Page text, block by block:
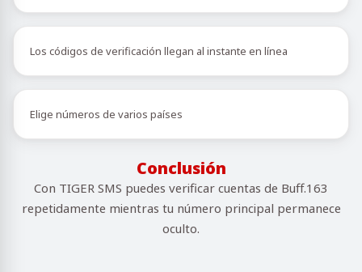
Los códigos de verificación llegan al instante en línea
Elige números de varios países
Conclusión
Con TIGER SMS puedes verificar cuentas de Buff.163
repetidamente mientras tu número principal permanece
oculto.